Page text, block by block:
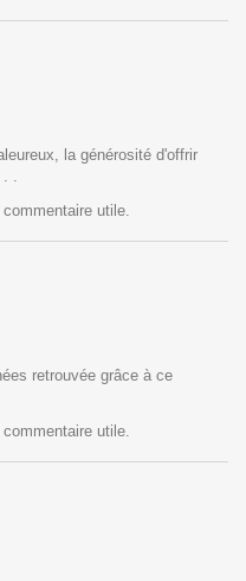
la générosité d'offrir
. .
utile.
retrouvée grâce à ce
utile.